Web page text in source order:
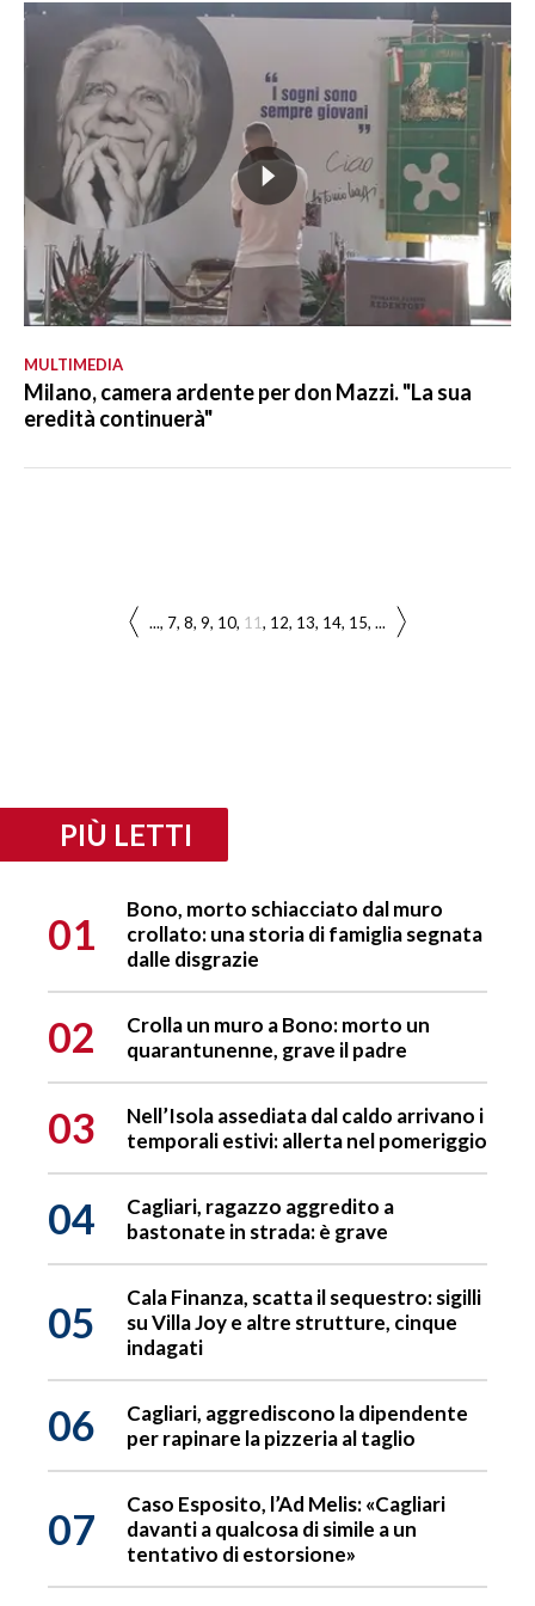
MULTIMEDIA
Milano, camera ardente per don Mazzi. "La sua
eredità continuerà"
... 7 8 9 10 11 12 13 14 15 ...
PIÙ LETTI
01
Bono, morto schiacciato dal muro
crollato: una storia di famiglia segnata
dalle disgrazie
02
Crolla un muro a Bono: morto un
quarantunenne, grave il padre
03
Nell’Isola assediata dal caldo arrivano i
temporali estivi: allerta nel pomeriggio
04
Cagliari, ragazzo aggredito a
bastonate in strada: è grave
05
Cala Finanza, scatta il sequestro: sigilli
su Villa Joy e altre strutture, cinque
indagati
06
Cagliari, aggrediscono la dipendente
per rapinare la pizzeria al taglio
07
Caso Esposito, l’Ad Melis: «Cagliari
davanti a qualcosa di simile a un
tentativo di estorsione»